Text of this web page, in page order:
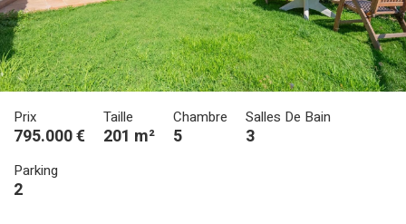
Prix
795.000 €
Taille
201 m²
Chambre
5
Salles De Bain
3
Parking
2